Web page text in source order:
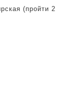
(пройти 2